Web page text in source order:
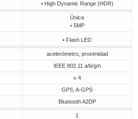
• High Dynamic Range (HDR)
Única
• 5MP
• Flash LED
acelerómetro, proximidad
IEEE 802.11 a/b/g/n
v 4
GPS, A-GPS
Bluetooth A2DP
1